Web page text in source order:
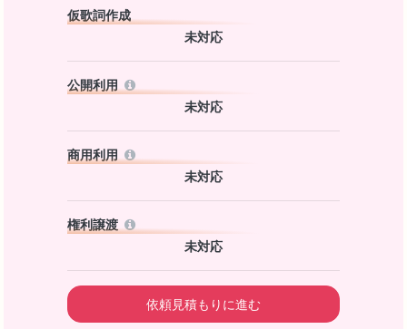
仮歌詞作成
未対応
公開利用
未対応
商用利用
未対応
権利譲渡
未対応
依頼見積もりに進む